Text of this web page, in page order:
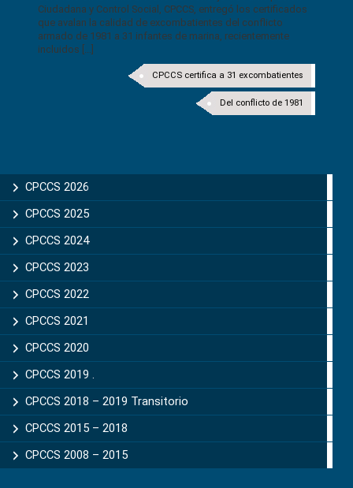
Ciudadana y Control Social, CPCCS, entregó los certificados
que avalan la calidad de excombatientes del conflicto
armado de 1981 a 31 infantes de marina, recientemente
incluidos [...]
CPCCS certifica a 31 excombatientes
Del conflicto de 1981
CPCCS 2026
CPCCS 2025
CPCCS 2024
CPCCS 2023
CPCCS 2022
CPCCS 2021
CPCCS 2020
CPCCS 2019 .
CPCCS 2018 – 2019 Transitorio
CPCCS 2015 – 2018
CPCCS 2008 – 2015